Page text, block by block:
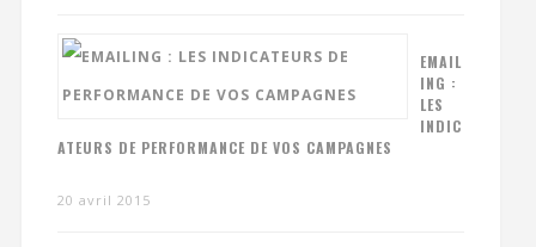
EMAIL
ING :
LES
INDIC
ATEURS DE PERFORMANCE DE VOS CAMPAGNES
20 avril 2015